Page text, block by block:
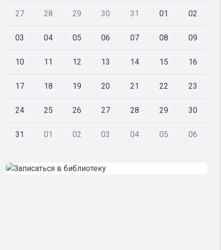
27 28 29 30 31 01 02
03 04 05 06 07 08 09
10 11 12 13 14 15 16
17 18 19 20 21 22 23
24 25 26 27 28 29 30
31 01 02 03 04 05 06